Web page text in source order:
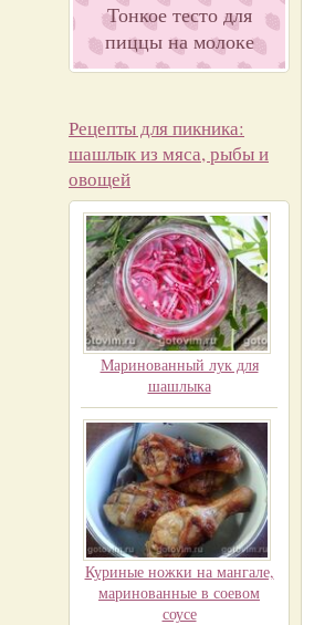
Тонкое тесто для
пиццы на молоке
Рецепты для пикника:
шашлык из мяса, рыбы и
овощей
Маринованный лук для
шашлыка
Куриные ножки на мангале,
маринованные в соевом
соусе